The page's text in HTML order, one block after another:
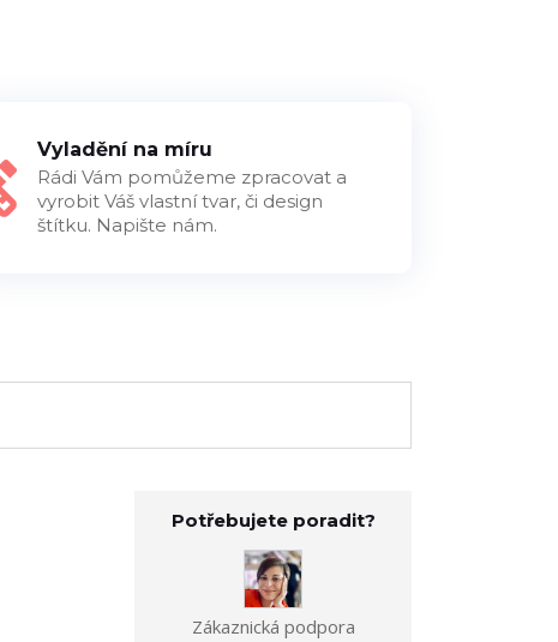
Vyladění na míru
Rádi Vám pomůžeme zpracovat a
vyrobit Váš vlastní tvar, či design
štítku. Napište nám.
Potřebujete poradit?
Zákaznická podpora